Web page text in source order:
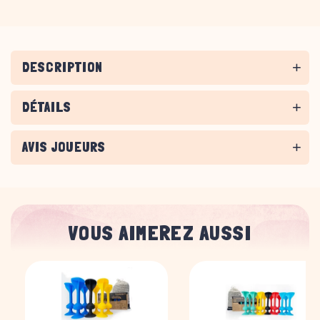
DESCRIPTION
DÉTAILS
AVIS JOUEURS
VOUS AIMEREZ AUSSI